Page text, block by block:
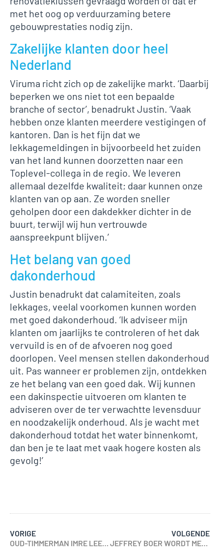
met het oog op verduurzaming betere
gebouwprestaties nodig zijn.
Zakelijke klanten door heel
Nederland
Viruma richt zich op de zakelijke markt. ‘Daarbij
beperken we ons niet tot een bepaalde
branche of sector’, benadrukt Justin. ‘Vaak
hebben onze klanten meerdere vestigingen of
kantoren. Dan is het fijn dat we
lekkagemeldingen in bijvoorbeeld het zuiden
van het land kunnen doorzetten naar een
Toplevel-collega in de regio. We leveren
allemaal dezelfde kwaliteit; daar kunnen onze
klanten van op aan. Ze worden sneller
geholpen door een dakdekker dichter in de
buurt, terwijl wij hun vertrouwde
aanspreekpunt blijven.’
Het belang van goed
dakonderhoud
Justin benadrukt dat calamiteiten, zoals
lekkages, veelal voorkomen kunnen worden
met goed dakonderhoud. ‘Ik adviseer mijn
klanten om jaarlijks te controleren of het dak
vervuild is en of de afvoeren nog goed
doorlopen. Veel mensen stellen dakonderhoud
uit. Pas wanneer er problemen zijn, ontdekken
ze het belang van een goed dak. Wij kunnen
een dakinspectie uitvoeren om klanten te
adviseren over de ter verwachtte levensduur
en noodzakelijk onderhoud. Als je wacht met
dakonderhoud totdat het water binnenkomt,
dan ben je te laat met vaak hogere kosten als
gevolg!’
VORIGE
OUD-TIMMERMAN IMRE LEERT HET DAKDEKKERSVAK VAN SCHOONVADER DIK VAN MUIJDEN
VOLGENDE
JEFFREY BOER WORDT MEDE-EIGENAAR VAN CASPERS DAKWERK. TIJD OM KENNIS TE MAKEN!